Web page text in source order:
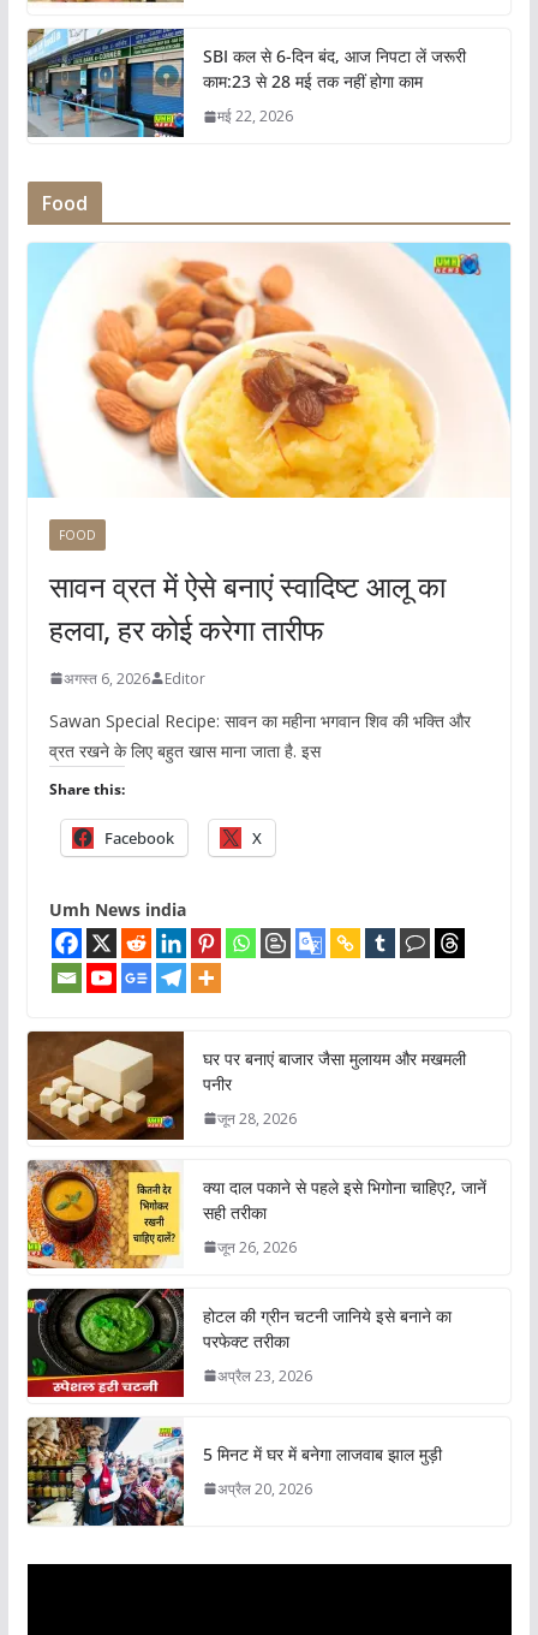
SBI कल से 6-दिन बंद, आज निपटा लें जरूरी
काम:23 से 28 मई तक नहीं होगा काम
मई 22, 2026
Food
FOOD
सावन व्रत में ऐसे बनाएं स्वादिष्ट आलू का
हलवा, हर कोई करेगा तारीफ
अगस्त 6, 2026 Editor
Sawan Special Recipe: सावन का महीना भगवान शिव की भक्ति और
व्रत रखने के लिए बहुत खास माना जाता है. इस
Share this:
Facebook X
Umh News india
घर पर बनाएं बाजार जैसा मुलायम और मखमली
पनीर
जून 28, 2026
क्या दाल पकाने से पहले इसे भिगोना चाहिए?, जानें
सही तरीका
जून 26, 2026
होटल की ग्रीन चटनी जानिये इसे बनाने का
परफेक्ट तरीका
अप्रैल 23, 2026
5 मिनट में घर में बनेगा लाजवाब झाल मुड़ी
अप्रैल 20, 2026